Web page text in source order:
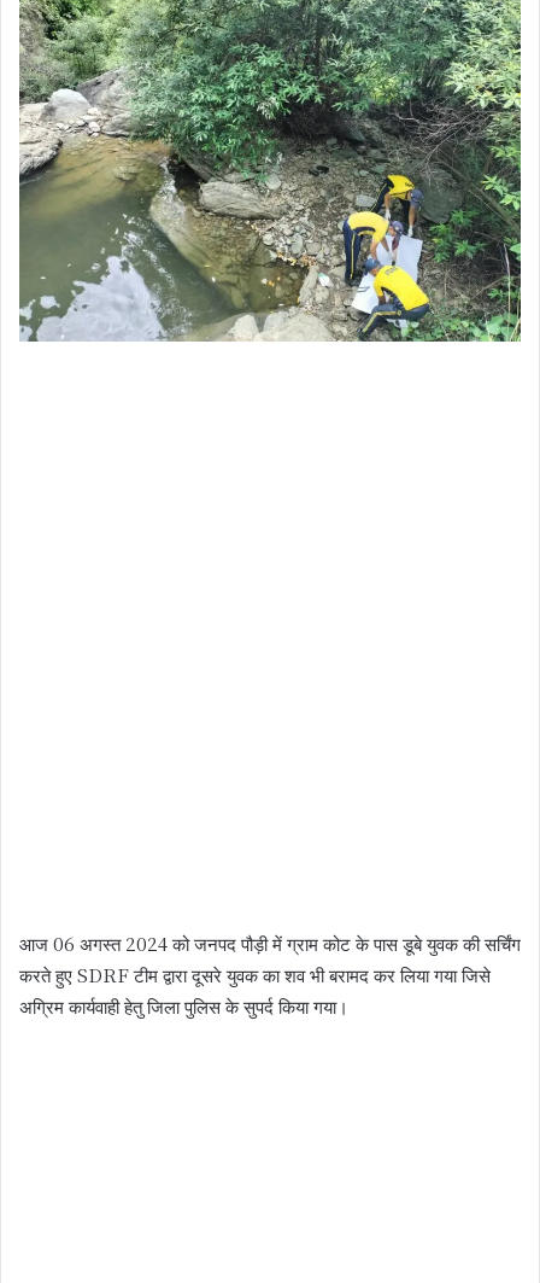
आज 06 अगस्त 2024 को जनपद पौड़ी में ग्राम कोट के पास डूबे युवक की सर्चिंग
करते हुए SDRF टीम द्वारा दूसरे युवक का शव भी बरामद कर लिया गया जिसे
अग्रिम कार्यवाही हेतु जिला पुलिस के सुपर्द किया गया।